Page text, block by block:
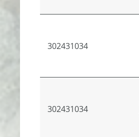
302431034
302431034